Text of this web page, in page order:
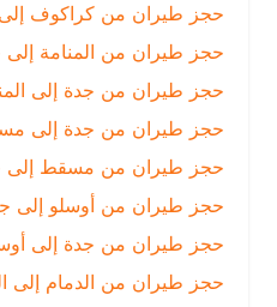
حجز طيران من كراكوف إلى جدة
حجز طيران من المنامة إلى جدة
حجز طيران من جدة إلى المنامة |
حجز طيران من جدة إلى مسقط |
حجز طيران من مسقط إلى جدة
حجز طيران من أوسلو إلى جدة
حجز طيران من جدة إلى أوسلو
|
حجز طيران من الدمام إلى الدوحة